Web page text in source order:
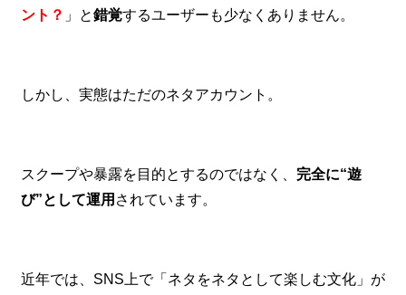
ント？ 」と錯覚するユーザーも少なくありません。
しかし、実態はただのネタアカウント。
スクープや暴露を目的とするのではなく、 完全に“遊
び”として運用 されています。
近年では、SNS上で「ネタをネタとして楽しむ文化」が